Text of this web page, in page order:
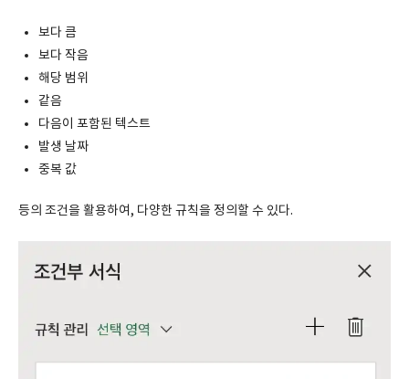
보다 큼
보다 작음
해당 범위
같음
다음이 포함된 텍스트
발생 날짜
중복 값
등의 조건을 활용하여, 다양한 규칙을 정의할 수 있다.